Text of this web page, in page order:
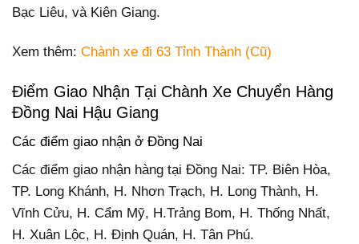
Bạc Liêu, và Kiên Giang.
Xem thêm: Chành xe đi 63 Tỉnh Thành (Cũ)
Điểm Giao Nhận Tại Chành Xe Chuyển Hàng
Đồng Nai Hậu Giang
Các điểm giao nhận ở Đồng Nai
Các điểm giao nhận hàng tại Đồng Nai: TP. Biên Hòa,
TP. Long Khánh, H. Nhơn Trạch, H. Long Thành, H.
Vĩnh Cửu, H. Cẩm Mỹ, H.Trảng Bom, H. Thống Nhất,
H. Xuân Lộc, H. Định Quán, H. Tân Phú.